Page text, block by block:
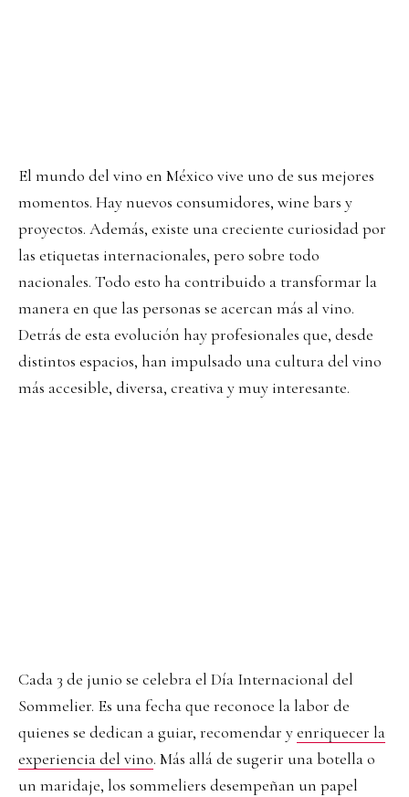
El mundo del vino en México vive uno de sus mejores
momentos. Hay nuevos consumidores, wine bars y
proyectos. Además, existe una creciente curiosidad por
las etiquetas internacionales, pero sobre todo
nacionales. Todo esto ha contribuido a transformar la
manera en que las personas se acercan más al vino.
Detrás de esta evolución hay profesionales que, desde
distintos espacios, han impulsado una cultura del vino
más accesible, diversa, creativa y muy interesante.
Cada 3 de junio se celebra el Día Internacional del
Sommelier. Es una fecha que reconoce la labor de
quienes se dedican a guiar, recomendar yenriquecer la
experiencia del vino. Más allá de sugerir una botella o
un maridaje, los sommeliers desempeñan un papel